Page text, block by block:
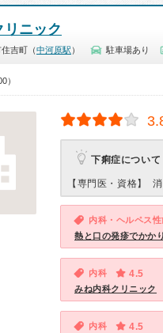
リニック
吉町（中河原駅 ） 駐車場あり
）
下痢症について
【専門医・資格】
内科・ヘルペス
熱と口の発疹でかか
内科 4.5
みね内科クリニック
内科 4.5